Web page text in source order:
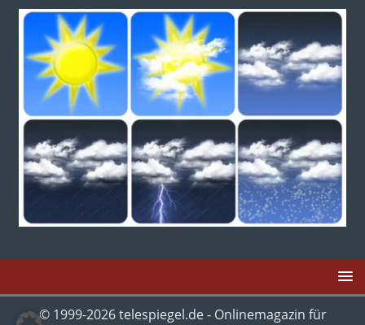
© 1999-2026 telespiegel.de - Onlinemagazin für